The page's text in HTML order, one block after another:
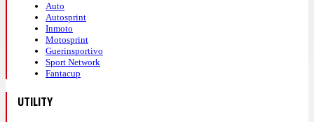
Auto
Autosprint
Inmoto
Motosprint
Guerinsportivo
Sport Network
Fantacup
UTILITY